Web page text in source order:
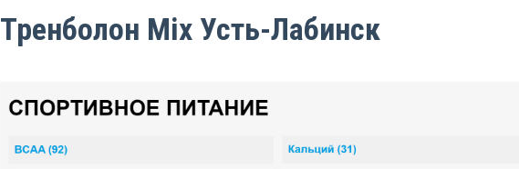
Тренболон Mix Усть-Лабинск